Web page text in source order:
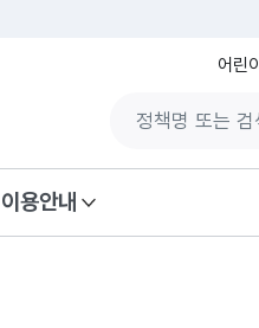
어린이
이용안내